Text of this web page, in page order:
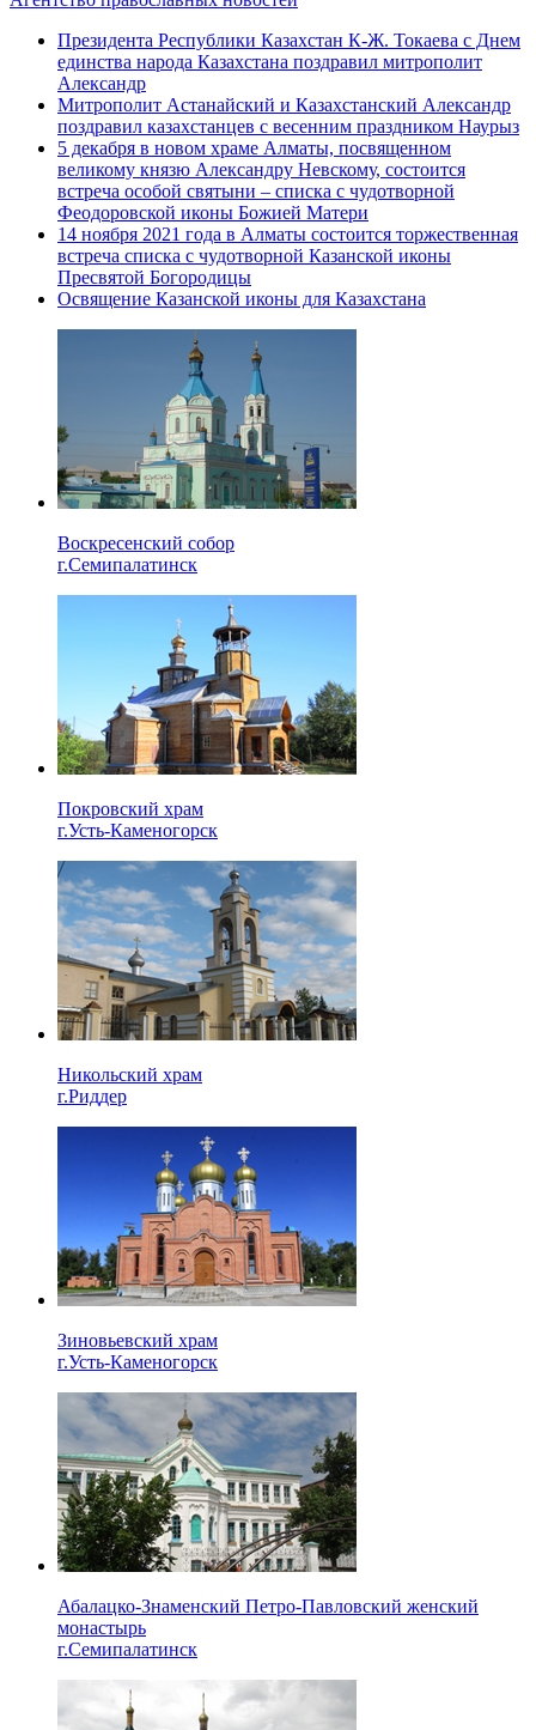
Президента Республики Казахстан К-Ж. Токаева с Днем
единства народа Казахстана поздравил митрополит
Александр
Митрополит Астанайский и Казахстанский Александр
поздравил казахстанцев с весенним праздником Наурыз
5 декабря в новом храме Алматы, посвященном
великому князю Александру Невскому, состоится
встреча особой святыни – списка с чудотворной
Феодоровской иконы Божией Матери
14 ноября 2021 года в Алматы состоится торжественная
встреча списка с чудотворной Казанской иконы
Пресвятой Богородицы
Освящение Казанской иконы для Казахстана
Воскресенский собор
г.Семипалатинск
Покровский храм
г.Усть-Каменогорск
Никольский храм
г.Риддер
Зиновьевский храм
г.Усть-Каменогорск
Абалацко-Знаменский Петро-Павловский женский
монастырь
г.Семипалатинск